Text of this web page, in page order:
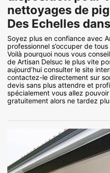
nettoyages de
Des Echelles
Soyez plus en confiance avec
professionnel s’occuper de
Voilà pourquoi nous vous
de Artisan Delsuc le plus vite
aujourd’hui consulter le site
contactez-le directement sur
devis sans plus attendre et
spécialement vous allez
gratuitement alors ne tardez